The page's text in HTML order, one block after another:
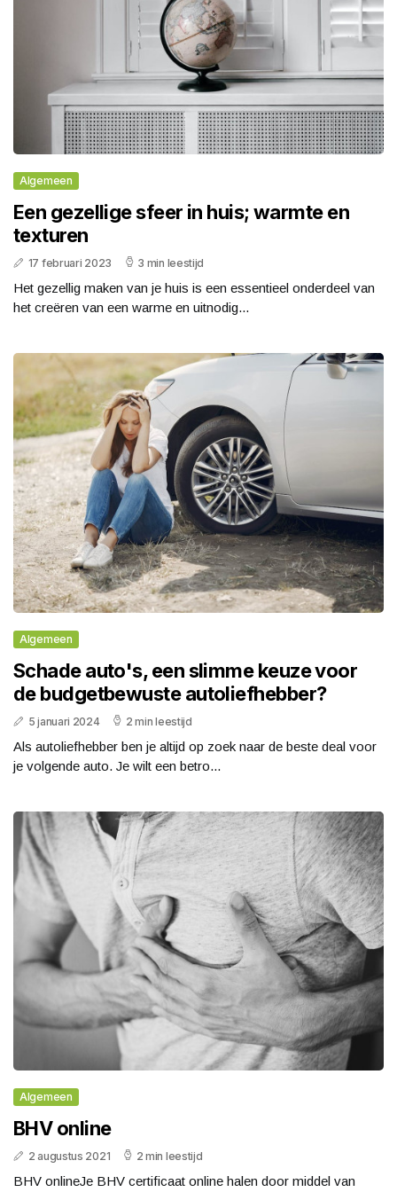
Algemeen
Een gezellige sfeer in huis; warmte en
texturen
17 februari 2023 3 min leestijd
Het gezellig maken van je huis is een essentieel onderdeel van
het creëren van een warme en uitnodig...
Algemeen
Schade auto's, een slimme keuze voor
de budgetbewuste autoliefhebber?
5 januari 2024 2 min leestijd
Als autoliefhebber ben je altijd op zoek naar de beste deal voor
je volgende auto. Je wilt een betro...
Algemeen
BHV online
2 augustus 2021 2 min leestijd
BHV onlineJe BHV certificaat online halen door middel van